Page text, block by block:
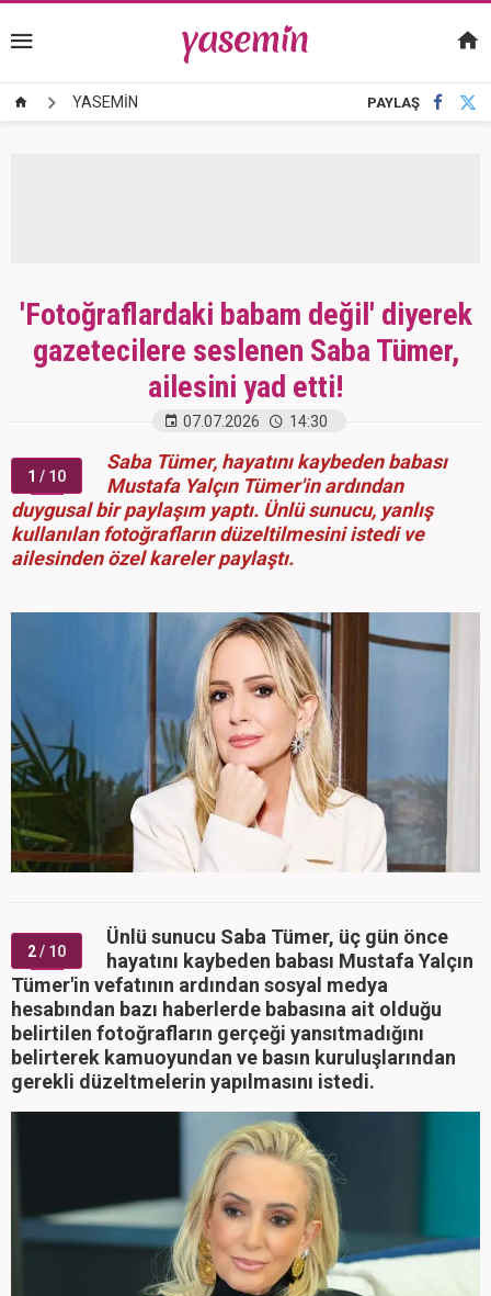
YASEMİN PAYLAŞ
'Fotoğraflardaki babam değil' diyerek
gazetecilere seslenen Saba Tümer,
ailesini yad etti!
07.07.2026 14:30
1 / 10
Saba Tümer, hayatını kaybeden babası
Mustafa Yalçın Tümer'in ardından
duygusal bir paylaşım yaptı. Ünlü sunucu, yanlış
kullanılan fotoğrafların düzeltilmesini istedi ve
ailesinden özel kareler paylaştı.
2/ 10
Ünlü sunucu Saba Tümer, üç gün önce
hayatını kaybeden babası Mustafa Yalçın
Tümer'in vefatının ardından sosyal medya
hesabından bazı haberlerde babasına ait olduğu
belirtilen fotoğrafların gerçeği yansıtmadığını
belirterek kamuoyundan ve basın kuruluşlarından
gerekli düzeltmelerin yapılmasını istedi.